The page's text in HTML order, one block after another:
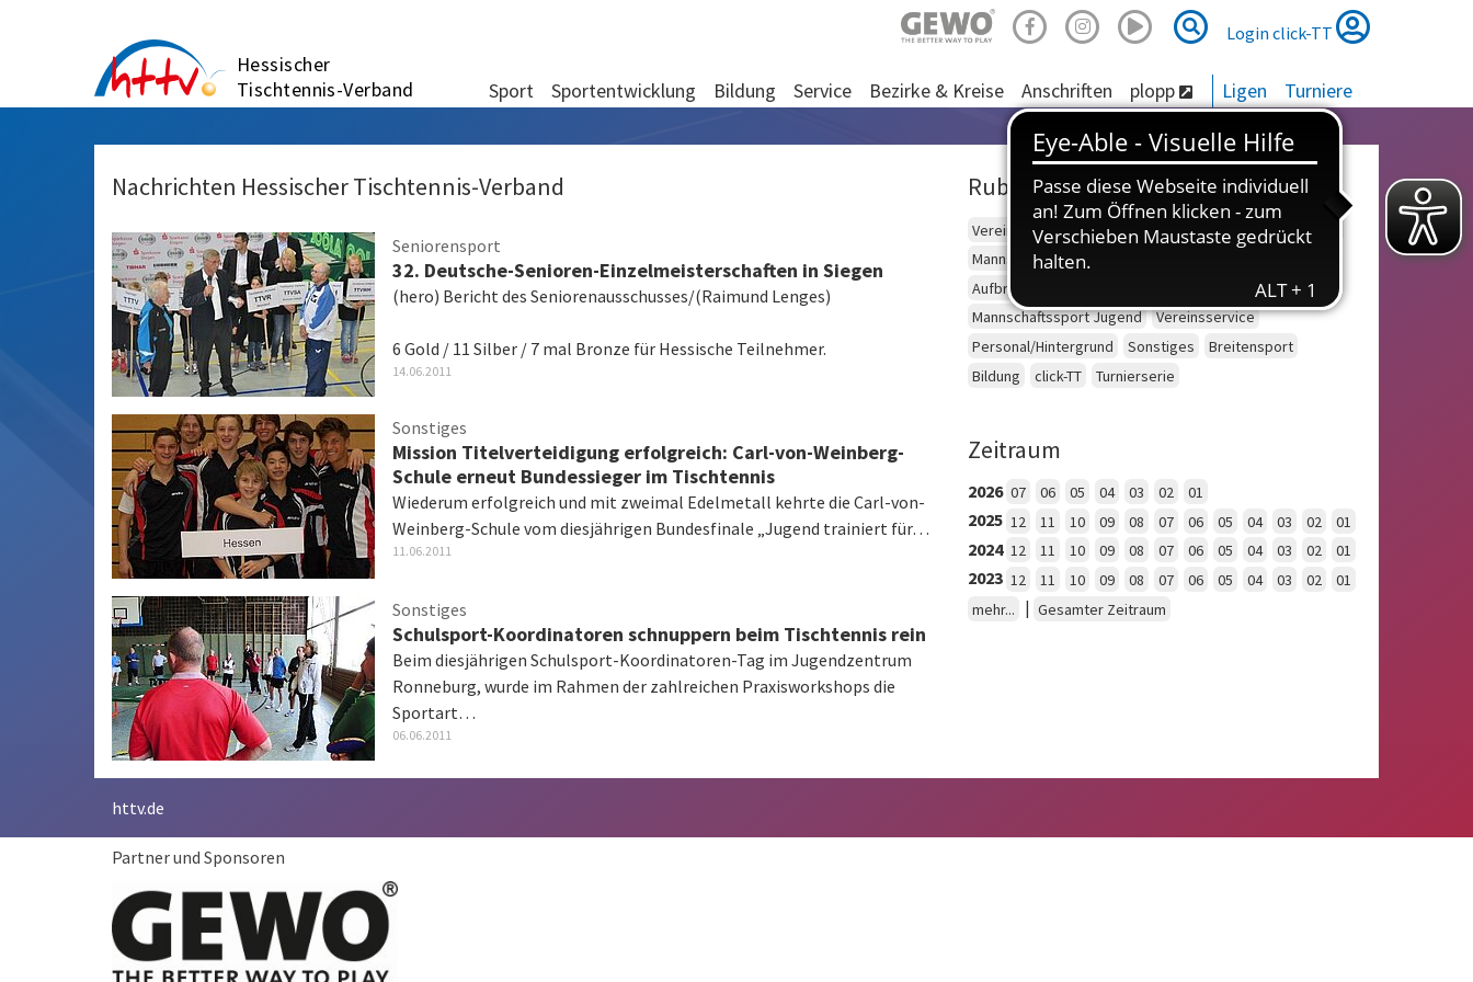
Hessischer
Tischtennis-Verband
Suche
Suche
Login click-TT
Sport Sportentwicklung Bildung Service Bezirke & Kreise Anschriften plopp Ligen Turniere
Nachrichten Hessischer Tischtennis-Verband
Seniorensport
32. Deutsche-Senioren-Einzelmeisterschaften in Siegen
(hero) Bericht des Seniorenausschusses/(Raimund Lenges)
6 Gold / 11 Silber / 7 mal Bronze für Hessische Teilnehmer.
14.06.2011
Sonstiges
Mission Titelverteidigung erfolgreich: Carl-von-Weinberg-
Schule erneut Bundessieger im Tischtennis
Wiederum erfolgreich und mit zweimal Edelmetall kehrte die Carl-von-
Weinberg-Schule vom diesjährigen Bundesfinale „Jugend trainiert für…
11.06.2011
Sonstiges
Schulsport-Koordinatoren schnuppern beim Tischtennis rein
Beim diesjährigen Schulsport-Koordinatoren-Tag im Jugendzentrum
Ronneburg, wurde im Rahmen der zahlreichen Praxisworkshops die
Sportart…
06.06.2011
Rubriken
Vereinsberatung Schulsport
Einzelsport Erwachsene
Mannschaftssport Erwachsene
Aufbruch
Mannschaftssport Jugend
Vereinsservice
Personal/Hintergrund
Sonstiges
Breitensport
Bildung
click-TT Turnierserie
Zeitraum
2026 07 06 05 04 03 02 01
2025 12 11 10 09 08 07 06 05 04 03 02 01
2024 12 11 10 09 08 07 06 05 04 03 02 01
2023 12 11 10 09 08 07 06 05 04 03 02
01
mehr...
| Gesamter Zeitraum
httv.de
Partner und Sponsoren